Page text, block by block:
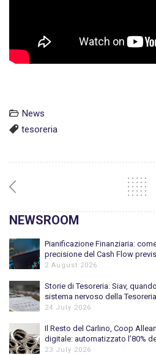
News
tesoreria
NEWSROOM
Pianificazione Finanziaria:
precisione del Cash Flow
2 August 2026
Storie di Tesoreria: Siav,
sistema nervoso della Tesoreria
24 July 2026
Il Resto del Carlino, Coop
digitale: automatizzato l’80%
23 July 2026